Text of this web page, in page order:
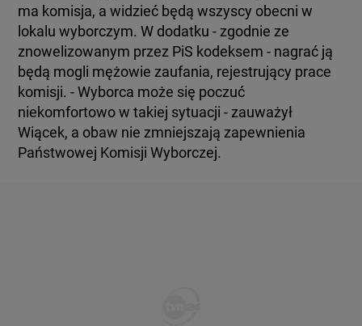
ma komisja, a widzieć będą wszyscy obecni w
lokalu wyborczym. W dodatku - zgodnie ze
znowelizowanym przez PiS kodeksem - nagrać ją
będą mogli mężowie zaufania, rejestrujący prace
komisji. - Wyborca może się poczuć
niekomfortowo w takiej sytuacji - zauważył
Wiącek, a obaw nie zmniejszają zapewnienia
Państwowej Komisji Wyborczej.